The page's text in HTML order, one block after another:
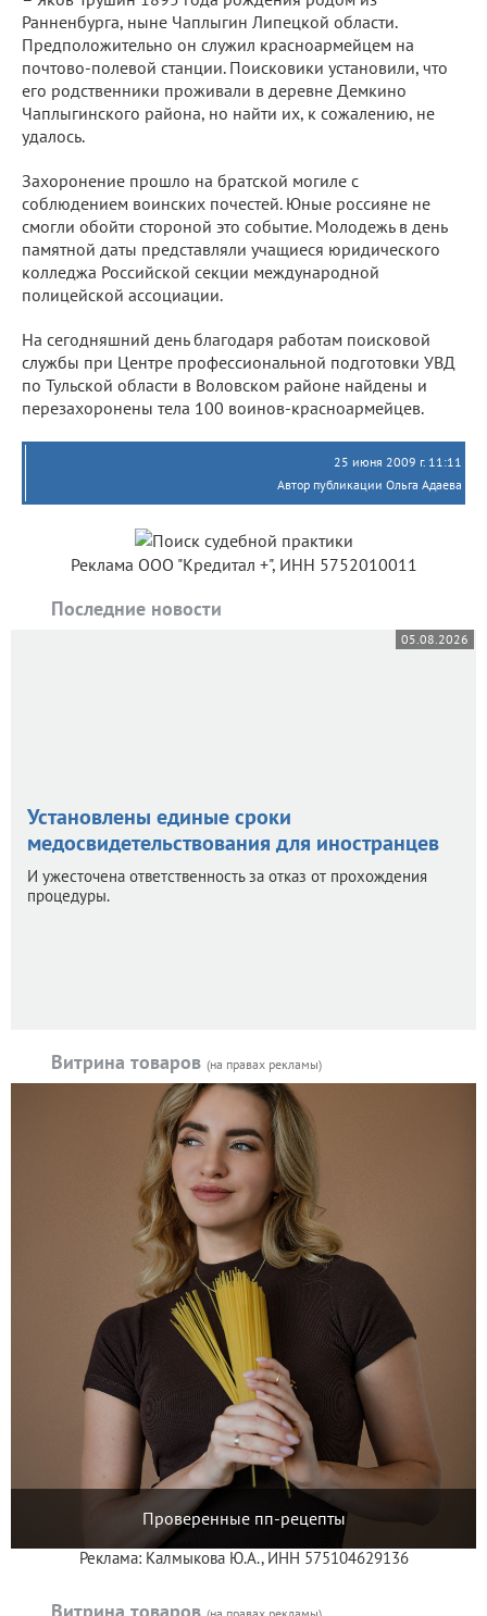
Ранненбурга, ныне Чаплыгин Липецкой области.
Предположительно он служил красноармейцем на
почтово-полевой станции. Поисковики установили, что
его родственники проживали в деревне Демкино
Чаплыгинского района, но найти их, к сожалению, не
удалось.
Захоронение прошло на братской могиле с
соблюдением воинских почестей. Юные россияне не
смогли обойти стороной это событие. Молодежь в день
памятной даты представляли учащиеся юридического
колледжа Российской секции международной
полицейской ассоциации.
На сегодняшний день благодаря работам поисковой
службы при Центре профессиональной подготовки УВД
по Тульской области в Воловском районе найдены и
перезахоронены тела 100 воинов-красноармейцев.
25 июня 2009 г. 11:11
Автор публикации Ольга Адаева
Реклама ООО "Кредитал +", ИНН 5752010011
Последние новости
05.08.2026
Установлены единые сроки
медосвидетельствования для иностранцев
И ужесточена ответственность за отказ от прохождения
процедуры.
Витрина товаров (на правах рекламы)
Проверенные пп-рецепты
Реклама: Калмыкова Ю.А., ИНН 575104629136
Витрина товаров (на правах рекламы)